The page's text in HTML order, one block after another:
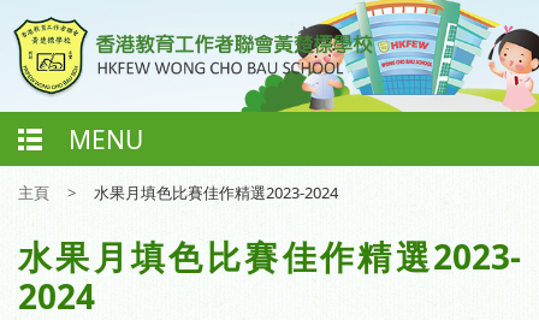
MENU
主頁 > 水果月填色比賽佳作精選2023-2024
水果月填色比賽佳作精選2023-
2024